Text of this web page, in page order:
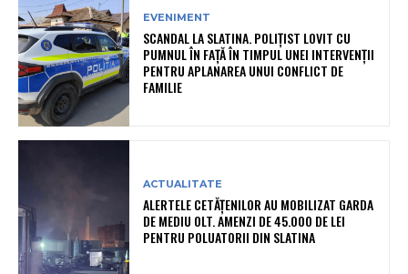
EVENIMENT
SCANDAL LA SLATINA. POLIȚIST LOVIT CU
PUMNUL ÎN FAȚĂ ÎN TIMPUL UNEI INTERVENȚII
PENTRU APLANAREA UNUI CONFLICT DE
FAMILIE
ACTUALITATE
ALERTELE CETĂȚENILOR AU MOBILIZAT GARDA
DE MEDIU OLT. AMENZI DE 45.000 DE LEI
PENTRU POLUATORII DIN SLATINA